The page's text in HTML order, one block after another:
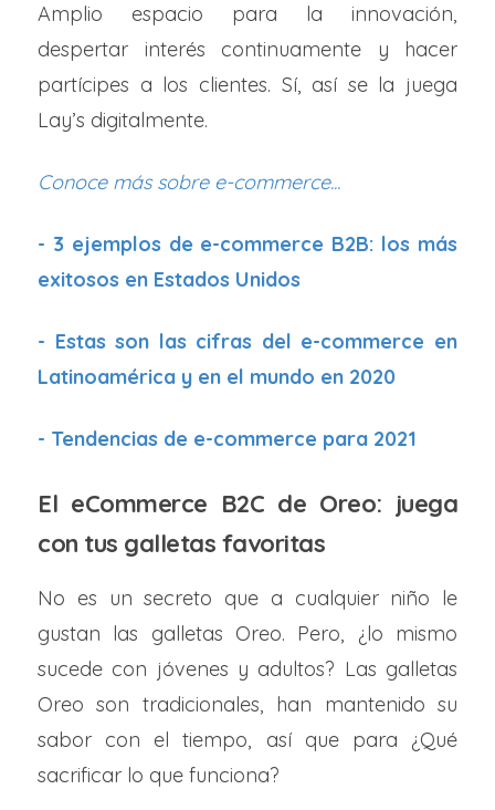
Amplio espacio para la innovación,
despertar interés continuamente y hacer
partícipes a los clientes. Sí, así se la juega
Lay’s digitalmente.
Conoce más sobre e-commerce...
- 3 ejemplos de e-commerce B2B: los más
exitosos en Estados Unidos
- Estas son las cifras del e-commerce en
Latinoamérica y en el mundo en 2020
- Tendencias de e-commerce para 2021
El eCommerce B2C de Oreo: juega
con tus galletas favoritas
No es un secreto que a cualquier niño le
gustan las galletas Oreo. Pero, ¿lo mismo
sucede con jóvenes y adultos? Las galletas
Oreo son tradicionales, han mantenido su
sabor con el tiempo, así que para ¿Qué
sacrificar lo que funciona?